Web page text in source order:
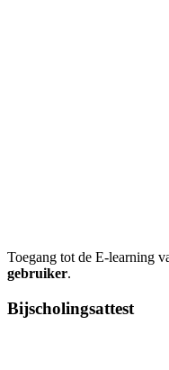
Toegang tot de E-learning
gebruiker.
Bijscholingsattest